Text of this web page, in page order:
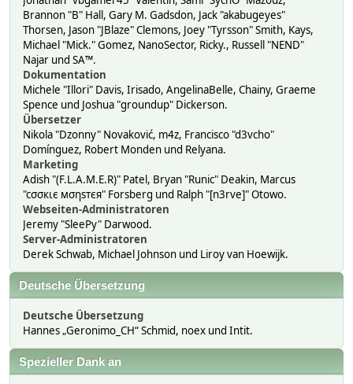
Brannon "B" Hall, Gary M. Gadsdon, Jack "akabugeyes"
Thorsen, Jason "JBlaze" Clemons, Joey "Tyrsson" Smith, Kays,
Michael "Mick." Gomez, NanoSector, Ricky., Russell "NEND"
Najar und SA™.
Dokumentation
Michele "Illori" Davis, Irisado, AngelinaBelle, Chainy, Graeme
Spence und Joshua "groundup" Dickerson.
Übersetzer
Nikola "Dzonny" Novaković, m4z, Francisco "d3vcho"
Domínguez, Robert Monden und Relyana.
Marketing
Adish "(F.L.A.M.E.R)" Patel, Bryan "Runic" Deakin, Marcus
"cσσкιє мσηѕтєя" Forsberg und Ralph "[n3rve]" Otowo.
Webseiten-Administratoren
Jeremy "SleePy" Darwood.
Server-Administratoren
Derek Schwab, Michael Johnson und Liroy van Hoewijk.
Deutsche Übersetzung
Deutsche Übersetzung
Hannes „Geronimo_CH“ Schmid, noex und Intit.
Spezieller Dank an